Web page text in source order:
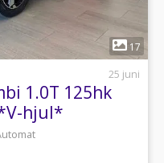
17
25 juni
1.0T 125hk
hjul*